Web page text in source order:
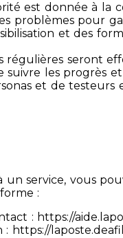
est donnée à la
problèmes pour
et des
régulières seront
les progrès
et de
un service, vous
:
: https://
https://